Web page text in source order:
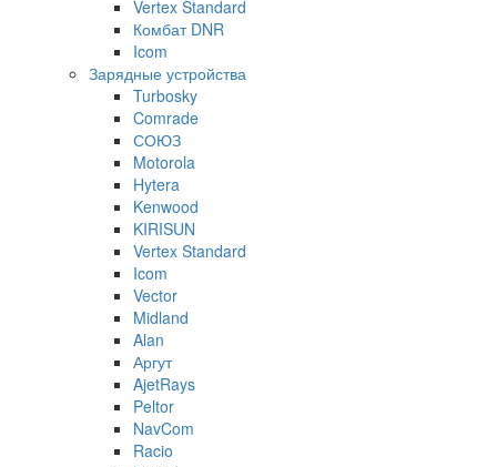
Vertex Standard
Комбат DNR
Icom
Зарядные устройства
Turbosky
Comrade
СОЮЗ
Motorola
Hytera
Kenwood
KIRISUN
Vertex Standard
Icom
Vector
Midland
Alan
Аргут
AjetRays
Peltor
NavCom
Racio